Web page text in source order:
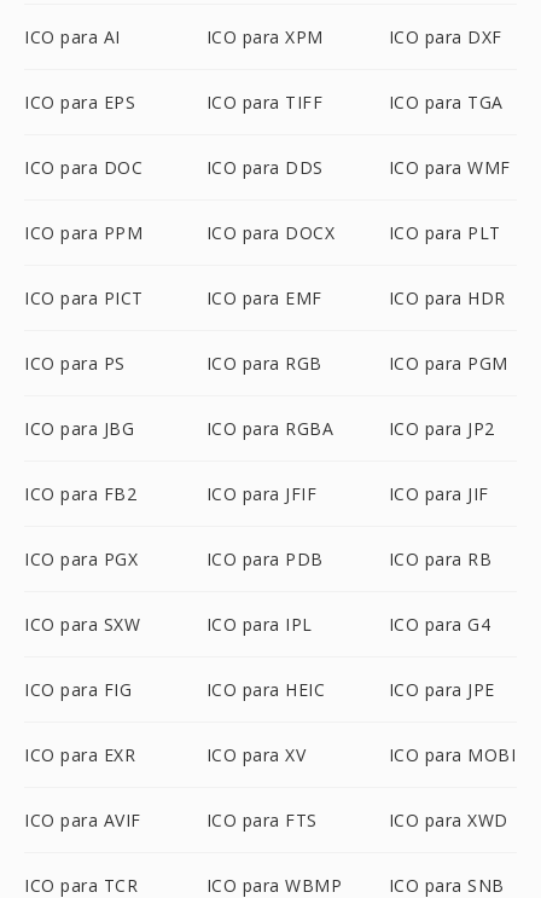
ICO para AI ICO para XPM ICO para DXF
ICO para EPS ICO para TIFF ICO para TGA
ICO para DOC ICO para DDS ICO para WMF
ICO para PPM ICO para DOCX ICO para PLT
ICO para PICT ICO para EMF ICO para HDR
ICO para PS ICO para RGB ICO para PGM
ICO para JBG ICO para RGBA ICO para JP2
ICO para FB2 ICO para JFIF ICO para JIF
ICO para PGX ICO para PDB ICO para RB
ICO para SXW ICO para IPL ICO para G4
ICO para FIG ICO para HEIC ICO para JPE
ICO para EXR ICO para XV ICO para MOBI
ICO para AVIF ICO para FTS ICO para XWD
ICO para TCR ICO para WBMP ICO para SNB